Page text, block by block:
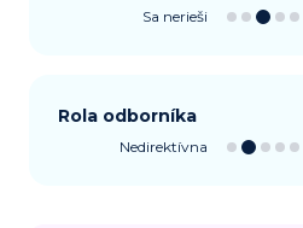
Sa nerieši
Rola odborníka
Nedirektívna